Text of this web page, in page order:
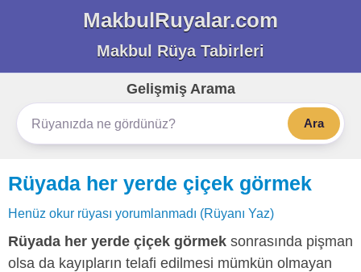
MakbulRuyalar.com
Makbul Rüya Tabirleri
Gelişmiş Arama
Ara
Rüyada her yerde çiçek görmek
Henüz okur rüyası yorumlanmadı (Rüyanı Yaz)
Rüyada her yerde çiçek görmek sonrasında pişman
olsa da kayıpların telafi edilmesi mümkün olmayan